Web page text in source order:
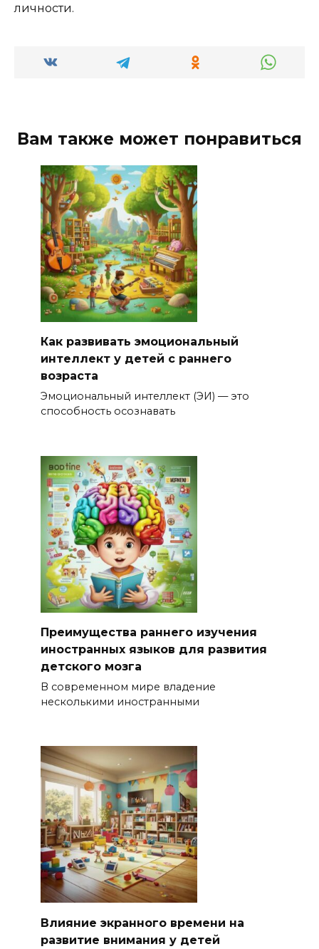
личности.
Вам также может понравиться
Как развивать эмоциональный
интеллект у детей с раннего
возраста
Эмоциональный интеллект (ЭИ) — это
способность осознавать
Преимущества раннего изучения
иностранных языков для развития
детского мозга
В современном мире владение
несколькими иностранными
Влияние экранного времени на
развитие внимания у детей